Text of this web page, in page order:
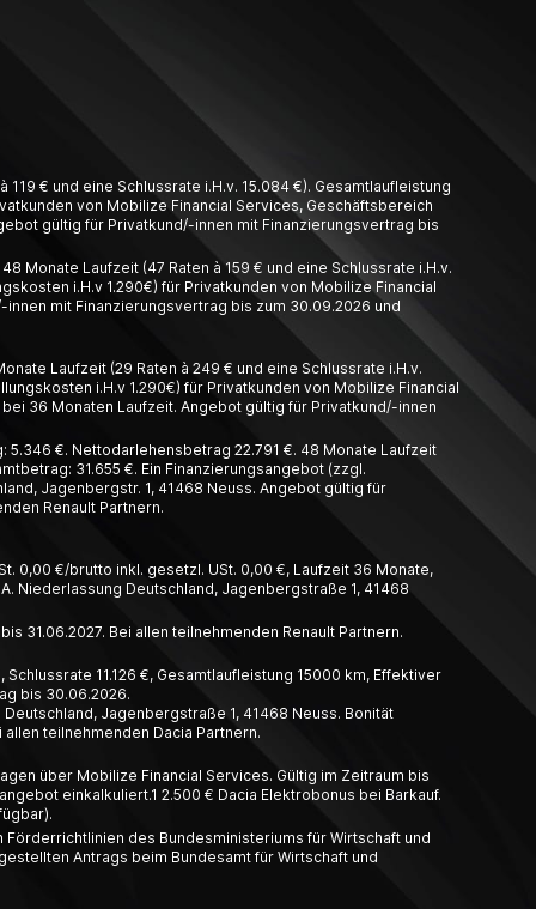
€ und eine Schlussrate i.H.v. 15.084 €). Gesamtlaufleistung
von Mobilize Financial Services, Geschäftsbereich
gültig für Privatkund/-innen mit Finanzierungsvertrag bis
Monate Laufzeit (47 Raten à 159 € und eine Schlussrate i.H.v.
i.H.v 1.290€) für Privatkunden von Mobilize Financial
mit Finanzierungsvertrag bis zum 30.09.2026 und
Laufzeit (29 Raten à 249 € und eine Schlussrate i.H.v.
i.H.v 1.290€) für Privatkunden von Mobilize Financial
36 Monaten Laufzeit. Angebot gültig für Privatkund/-innen
5.346 €. Nettodarlehensbetrag 22.791 €. 48 Monate Laufzeit
31.655 €. Ein Finanzierungsangebot (zzgl.
Jagenbergstr. 1, 41468 Neuss. Angebot gültig für
Renault Partnern.
0,00 €/brutto inkl. gesetzl. USt. 0,00 €, Laufzeit 36 Monate,
Nieder­lassung Deutschland, Jagen­berg­straße 1, 41468
31.06.2027. Bei allen teilnehmenden Renault Partnern.
11.126 €, Gesamtlaufleistung 15000 km, Effektiver
bis 30.06.2026.
Jagenbergstraße 1, 41468 Neuss. Bonität
teilnehmenden Dacia Partnern.
über Mobilize Financial Services. Gültig im Zeitraum bis
einkalkuliert.1 2.500 € Dacia Elektrobonus bei Barkauf.
des Bundesministeriums für Wirtschaft und
Antrags beim Bundesamt für Wirtschaft und